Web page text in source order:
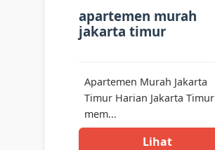
apartemen murah
jakarta timur
Apartemen Murah Jakarta
Timur Harian Jakarta Timur
mem...
Lihat